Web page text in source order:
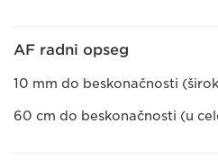
AF radni opseg
10 mm do beskonačnosti
60 cm do beskonačnosti (u